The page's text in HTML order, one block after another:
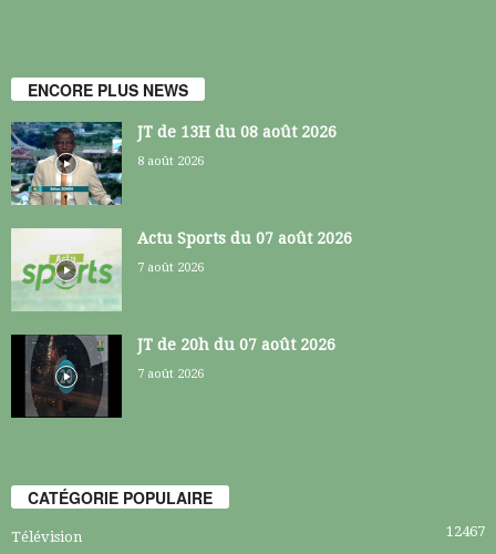
ENCORE PLUS NEWS
JT de 13H du 08 août 2026
8 août 2026
Actu Sports du 07 août 2026
7 août 2026
JT de 20h du 07 août 2026
7 août 2026
CATÉGORIE POPULAIRE
Télévision 12467